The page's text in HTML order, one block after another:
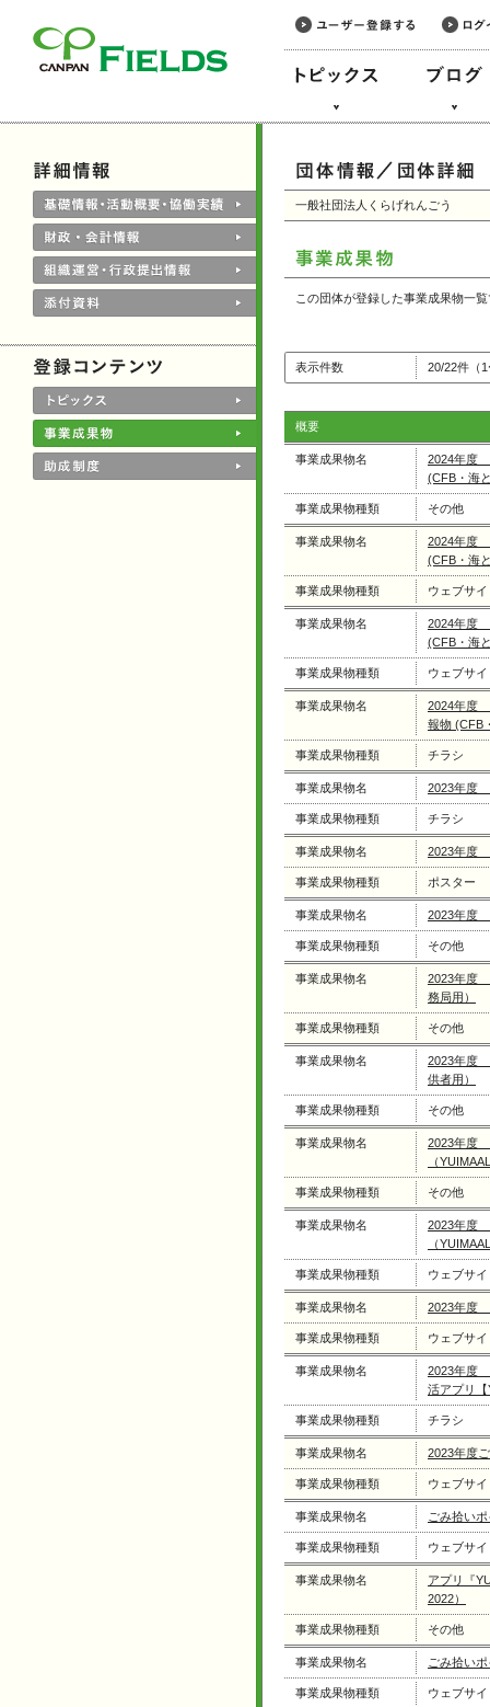
一般社団法人くらげれんごう
この団体が登録した事業成果物一
表示件数 20/22件（
概要
事業成果物名
2024年度
(CFB・海
事業成果物種類 その他
事業成果物名
2024年度
(CFB・海
事業成果物種類 ウェブサイ
事業成果物名
2024年度
(CFB・海
事業成果物種類 ウェブサイ
事業成果物名
2024年度
報物 (CFB
事業成果物種類 チラシ
事業成果物名 2023年度
事業成果物種類 チラシ
事業成果物名 2023年度
事業成果物種類 ポスター
事業成果物名 2023年度
事業成果物種類 その他
事業成果物名
2023年度
務局用）
事業成果物種類 その他
事業成果物名
2023年度
供者用）
事業成果物種類 その他
事業成果物名
2023年度
（
事業成果物種類 その他
事業成果物名
2023年度
（
事業成果物種類 ウェブサイ
事業成果物名 2023年度
事業成果物種類 ウェブサイ
事業成果物名
2023年度
活アプリ
事業成果物種類 チラシ
事業成果物名 2023年度
事業成果物種類 ウェブサイ
事業成果物名 ごみ拾い
事業成果物種類 ウェブサイ
事業成果物名
アプリ『
2022）
事業成果物種類 その他
事業成果物名 ごみ拾い
事業成果物種類 ウェブサイ